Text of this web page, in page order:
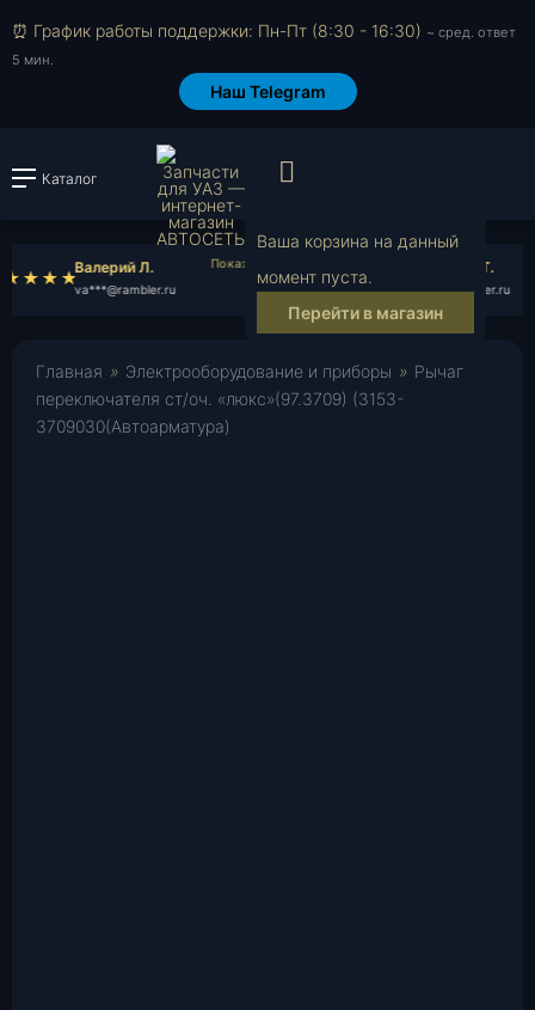
⏰ График работы поддержки: Пн-Пт (8:30 - 16:30) ~ сред. ответ
5 мин.
Наш Telegram
Каталог Войти или
Ваша корзина на данный
момент пуста.
Перейти в магазин
Валерий Л.
va***@rambler.ru
Вячеслав Т.
vy***@rambler.ru
Главная » Электрооборудование и приборы » Рычаг
переключателя ст/оч. «люкс»(97.3709) (3153-
3709030(Автоарматура)